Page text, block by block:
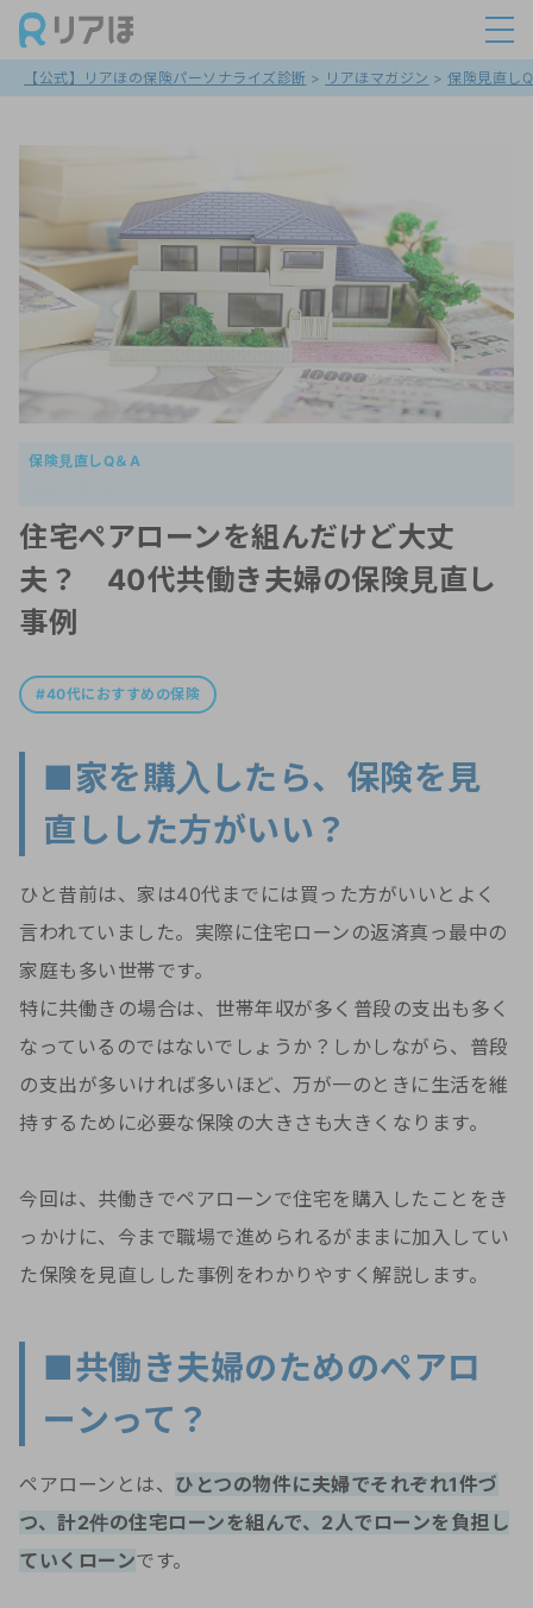
【公式】リアほの保険パーソナライズ診断 > リアほマガジン > 保険見直し
保険見直しQ＆A
住宅ペアローンを組んだけど大丈
夫？ 40代共働き夫婦の保険見直し
事例
40代におすすめの保険
■家を購入したら、保険を見
直しした方がいい？
ひと昔前は、家は40代までには買った方がいいとよく
言われていました。実際に住宅ローンの返済真っ最中の
家庭も多い世帯です。
特に共働きの場合は、世帯年収が多く普段の支出も多く
なっているのではないでしょうか？しかしながら、普段
の支出が多いければ多いほど、万が一のときに生活を維
持するために必要な保険の大きさも大きくなります。
今回は、共働きでペアローンで住宅を購入したことをき
っかけに、今まで職場で進められるがままに加入してい
た保険を見直しした事例をわかりやすく解説します。
■共働き夫婦のためのペアロ
ーンって？
ペアローンとは、 ひとつの物件に夫婦でそれぞれ1件づ
つ、計2件の住宅ローンを組んで、2人でローンを負担し
ていくローンです。